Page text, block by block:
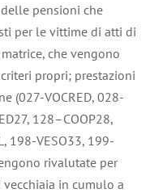
delle pensioni che
per le vittime di atti di
che vengono
propri; prestazioni
(027-VOCRED, 028-
128–COOP28,
198-VESO33, 199-
rivalutate per
in cumulo a